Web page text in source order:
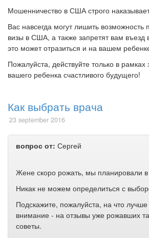
Мошенничество в США строго
Вас навсегда могут лишить возможность
визы в США, а также запретят вам въезд
это может отразиться и на вашем
Пожалуйста, действуйте только в
вашего ребенка счастливого будущего!
Как выбрать врача
23 september 2016
вопрос от: Сергей
Жене скоро рожать, мы планировали
Никак не можем определиться с
Подскажите, пожалуйста, на что
внимание - на отзывы уже рожавших
советы.